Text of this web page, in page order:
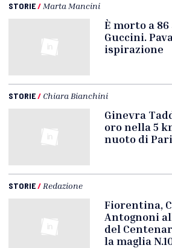
STORIE/ Marta Mancini
È morto a
Guccini.
ispirazione
STORIE/ Chiara Bianchini
Ginevra
oro nella 5
nuoto di
STORIE/ Redazione
Fiorentina,
Antognoni
del
la maglia